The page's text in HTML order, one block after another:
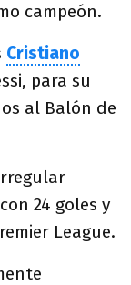
campeón.
Cristiano
para su
al Balón de
24 goles y
League.